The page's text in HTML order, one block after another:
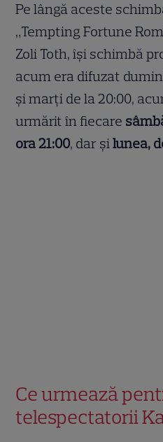
Pe lângă aceste
„Tempting Fortune
Zoli Toth, își schimbă
acum era difuzat
și marți de la 20:00,
urmărit în fiecare
ora 21:00, dar șilunea,
Ce urmează
telespectatorii